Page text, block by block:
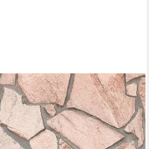
strukturiert, Steinoptik,
selbstklebend Borte Wohnzimmer